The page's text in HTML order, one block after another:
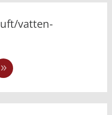
vatten-